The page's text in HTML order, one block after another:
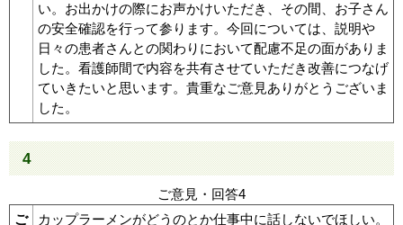
い。お出かけの際にお声かけいただき、その間、お子さん
の安全確認を行って参ります。今回については、説明や
日々の患者さんとの関わりにおいて配慮不足の面がありま
した。看護師間で内容を共有させていただき改善につなげ
ていきたいと思います。貴重なご意見ありがとうございま
した。
4
ご意見・回答4
ご
カップラーメンがどうのとか仕事中に話しないでほしい。